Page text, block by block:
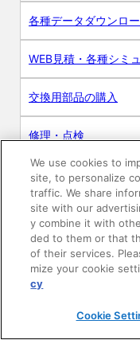
各種データダウンロ
WEB見積・各種シミ
交換用部品の購入
修理・点検
お問い合わせ
ログイン
建築・設計関係者様
ユーザー登録サービス
WEB見積システム
We use cookies to
site, to personalize
traffic. We share
site with our
y combine it with
ded to them or that
of their services.
mize your cookie
cy
Cookie